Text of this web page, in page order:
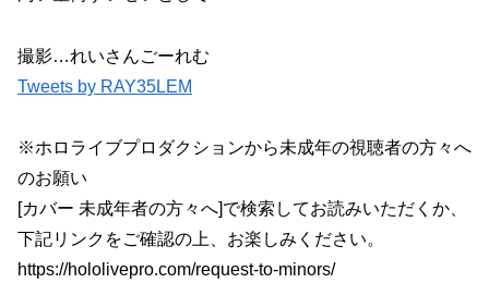
撮影…れいさんごーれむ
Tweets by RAY35LEM
※ホロライブプロダクションから未成年の視聴者の方々へ
のお願い
[カバー 未成年者の方々へ]で検索してお読みいただくか、
下記リンクをご確認の上、お楽しみください。
https://hololivepro.com/request-to-minors/